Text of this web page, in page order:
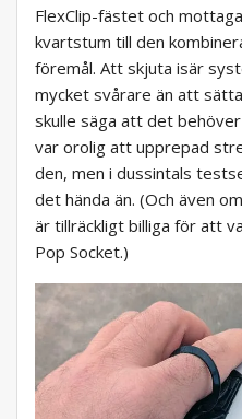
FlexClip-fästet och
kvartstum till den
föremål. Att skjuta isär
mycket svårare än att
skulle säga att det
var orolig att upprepad
den, men i dussintals
det hända än. (Och även
är tillräckligt billiga för att
Pop Socket.)